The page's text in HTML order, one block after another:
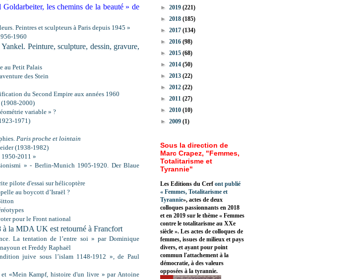
les chemins de la beauté » de
Peintres et sculpteurs à Paris depuis 1945 »
1960
Peinture, sculpture, dessin, gravure,
au Petit Palais
des Stein
du Second Empire aux années 1960
2000)
variable » ?
1971)
Paris proche et lointain
(1938-1982)
1950-2011 »
» - Berlin-Munich 1905-1920. Der Blaue
pilote d'essai sur hélicoptère
au boycott d’Israël ?
pour le Front national
à la MDA UK est retourné à Francfort
La tentation de l’entre soi » par Dominique
et Freddy Raphaël
juive sous l’islam 1148-1912 », de Paul
«Mein Kampf, histoire d'un livre » par Antoine
► 2019 (221)
► 2018 (185)
► 2017 (134)
► 2016 (98)
► 2015 (68)
► 2014 (50)
► 2013 (22)
► 2012 (22)
► 2011 (27)
► 2010 (10)
► 2009 (1)
Sous la direction de
Marc Crapez, "Femmes,
Totalitarisme et
Tyrannie"
Les Editions du Cerfont publié
« Femmes, Totalitarisme et
Tyrannie», actes de deux
colloques passionnants en 2018
et en 2019 sur le thème « Femmes
contre le totalitarisme au XXe
siècle ». Les actes de colloques de
femmes, issues de milieux et pays
divers, et ayant pour point
commun l'attachement à la
démocratie, à des valeurs
opposées à la tyrannie.